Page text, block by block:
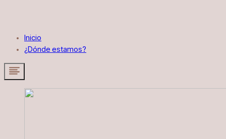
Inicio
¿Dónde estamos?